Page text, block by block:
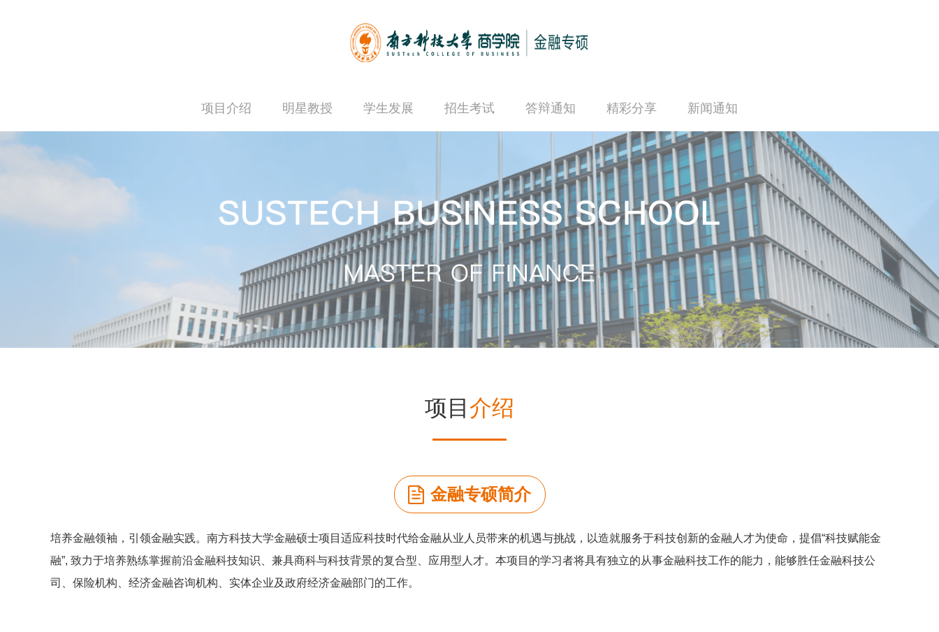
项目介绍 明星教授 学生发展 招生考试 答辩通知 精彩分享 新闻通知
项目 介绍
金融专硕简介
培养金融领袖，引领金融实践。南方科技大学金融硕士项目适应科技时代给金融从业人员带来的机遇与挑战，以造就服务于科技创新的金融人才为使命，提倡“科技赋能金
融”, 致力于培养熟练掌握前沿金融科技知识、兼具商科与科技背景的复合型、应用型人才。本项目的学习者将具有独立的从事金融科技工作的能力，能够胜任金融科技公
司、保险机构、经济金融咨询机构、实体企业及政府经济金融部门的工作。